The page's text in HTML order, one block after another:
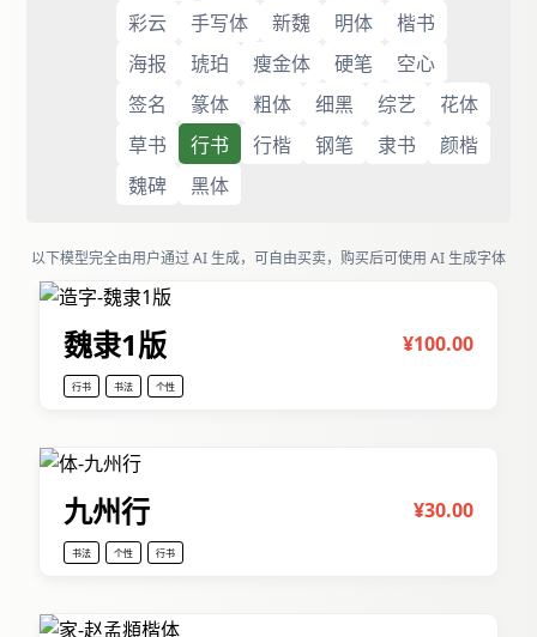
彩云
手写体 新魏 明体
楷书
海报
琥珀 瘦金体 硬笔
空心
签名
篆体 粗体 细黑 综艺
花体
草书
行书 行楷 钢笔 隶书
颜楷
魏碑
黑体
以下模型完全由用户通过 AI 生成，可自由买卖，购买后可使用 AI 生成字体
魏隶1版 ¥100.00
行书 书法 个性
九州行 ¥30.00
书法 个性 行书